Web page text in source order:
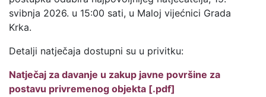
svibnja 2026. u 15:00 sati, u Maloj vijećnici Grada
Krka.
Detalji natječaja dostupni su u privitku:
Natječaj za davanje u zakup javne površine za
postavu privremenog objekta [.pdf]